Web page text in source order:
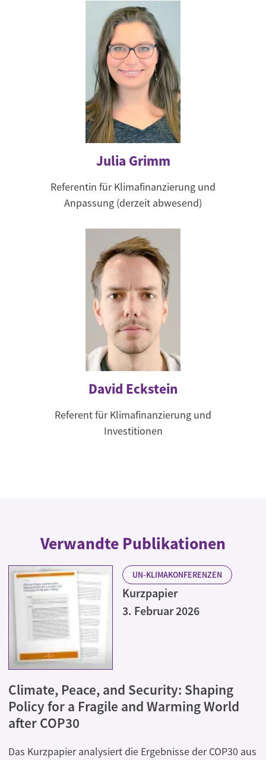
Julia Grimm
Referentin für Klimafinanzierung und
Anpassung (derzeit abwesend)
David Eckstein
Referent für Klimafinanzierung und
Investitionen
Verwandte Publikationen
UN-KLIMAKONFERENZEN
Kurzpapier
3. Februar 2026
Climate, Peace, and Security: Shaping
Policy for a Fragile and Warming World
after COP30
Das Kurzpapier analysiert die Ergebnisse der COP30 aus